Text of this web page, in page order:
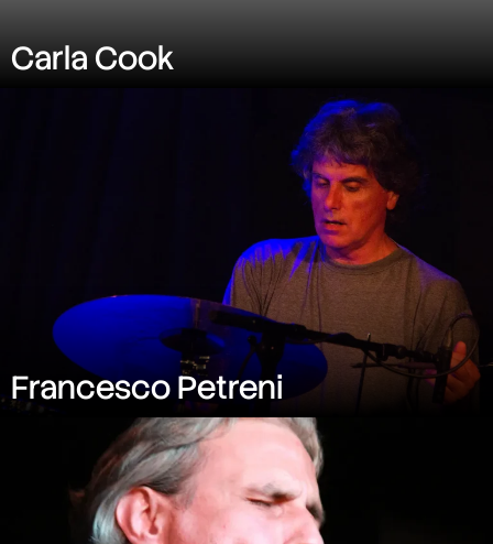
Carla Cook
Francesco Petreni